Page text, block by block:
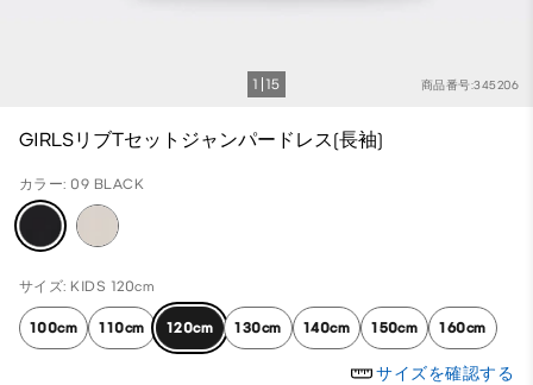
商品番号:345206
1 15
GIRLSリブTセットジャンパードレス(長袖)
カラー: 09 BLACK
サイズ: KIDS 120cm
100cm 110cm 120cm 130cm 140cm 150cm 160cm
サイズを確認する